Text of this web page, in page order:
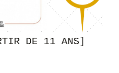
DE 11 ANS]